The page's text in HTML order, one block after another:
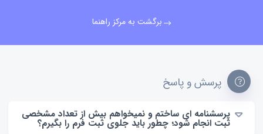
برگشت به مرکز راهنما
پرسش و پاسخ
پرسشنامه ای ساختم و نمیخواهم بیش از تعداد مشخصی
ثبت انجام شود؛ چطور باید جلوی ثبت فرم را بگیرم؟